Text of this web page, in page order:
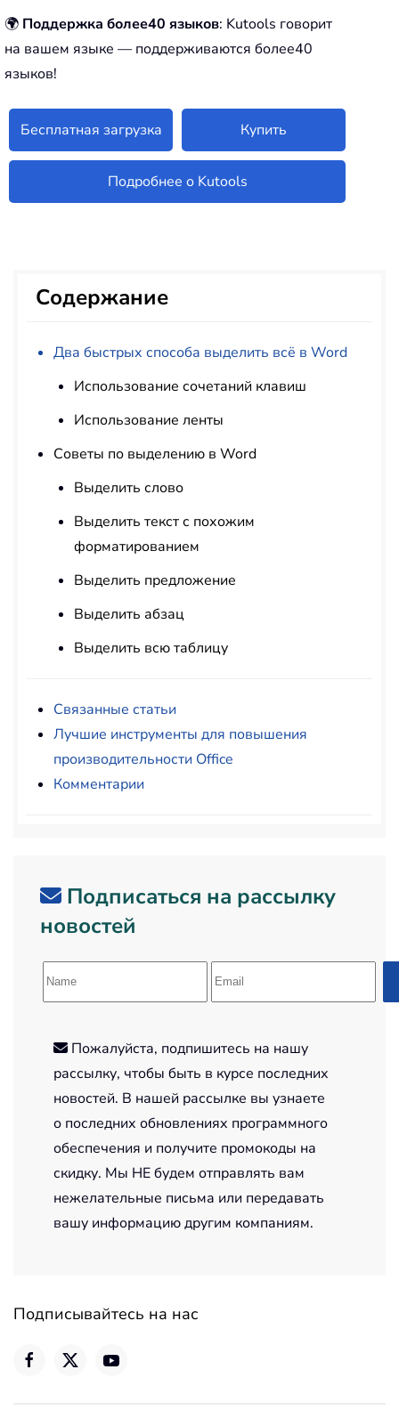
🌍 Поддержка более40 языков: Kutools говорит
на вашем языке — поддерживаются более40
языков!
Бесплатная загрузка Купить
Подробнее о Kutools
Содержание
Два быстрых способа выделить всё в Word
Использование сочетаний клавиш
Использование ленты
Советы по выделению в Word
Выделить слово
Выделить текст с похожим
форматированием
Выделить предложение
Выделить абзац
Выделить всю таблицу
Связанные статьи
Лучшие инструменты для повышения
производительности Office
Комментарии
Подписаться на рассылку
новостей
Пожалуйста, подпишитесь на нашу
рассылку, чтобы быть в курсе последних
новостей. В нашей рассылке вы узнаете
о последних обновлениях программного
обеспечения и получите промокоды на
скидку. Мы НЕ будем отправлять вам
нежелательные письма или передавать
вашу информацию другим компаниям.
Подписывайтесь на нас